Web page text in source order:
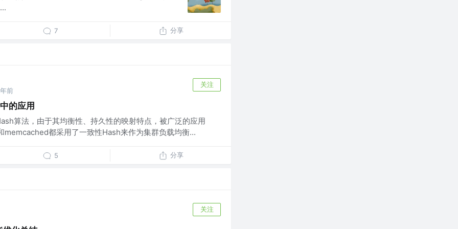
7 分享
前
关注
的应用
算法，由于其均衡性、持久性的映射特点，被广泛的应用
memcached都采用了一致性Hash来作为集群负载均衡...
5 分享
关注